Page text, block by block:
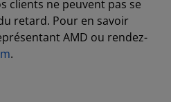
clients ne peuvent pas se
retard. Pour en savoir
AMD ou rendez-
.